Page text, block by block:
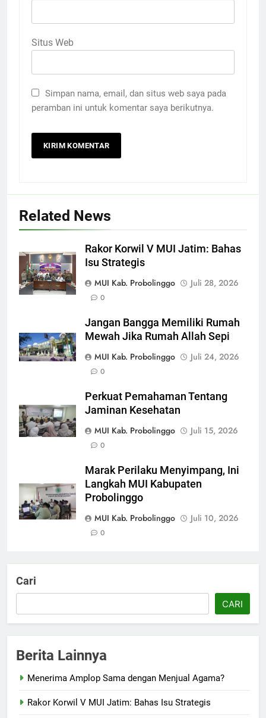
Situs Web
Simpan nama, email, dan situs web saya pada
peramban ini untuk komentar saya berikutnya.
Related News
Rakor Korwil V MUI Jatim: Bahas
Isu Strategis
MUI Kab. Probolinggo
Juli 28, 2026
0
Jangan Bangga Memiliki Rumah
Mewah Jika Rumah Allah Sepi
MUI Kab. Probolinggo
Juli 24, 2026
0
Perkuat Pemahaman Tentang
Jaminan Kesehatan
MUI Kab. Probolinggo
Juli 15, 2026
0
Marak Perilaku Menyimpang, Ini
Langkah MUI Kabupaten
Probolinggo
MUI Kab. Probolinggo
Juli 10, 2026
0
Cari
CARI
Berita Lainnya
Menerima Amplop Sama dengan Menjual Agama?
Rakor Korwil V MUI Jatim: Bahas Isu Strategis